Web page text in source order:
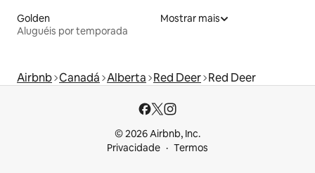
Golden
Aluguéis por temporada
Mostrar mais
Airbnb Canadá Alberta Red Deer Red Deer
© 2026 Airbnb, Inc.
Privacidade
Termos